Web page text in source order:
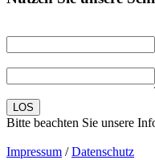
Bitte beachten Sie unsere
Impressum /Datenschutz